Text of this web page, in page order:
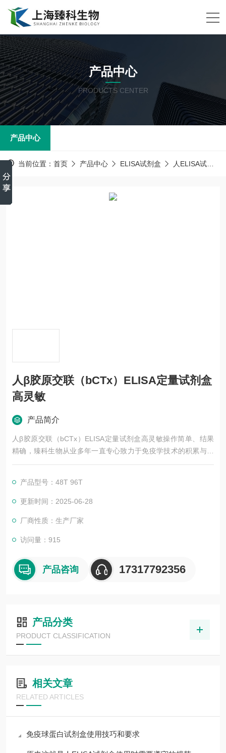
产品中心
PRODUCTS CENTER
产品中心
当前位置： 首页 产品中心 ELISA试剂盒 人ELISA试剂盒
人β胶原交联（bCTx）ELISA定量试剂盒
高灵敏
产品简介
人β胶原交联（bCTx）ELISA定量试剂盒高灵敏操作简单、结果
精确，臻科生物从业多年一直专心致力于免疫学技术的积累与发
展，以其优质的产品质量与专业的技术服务，赢得业内广大人士
的合作关系，共同努力合作共赢。
产品型号：48T 96T
更新时间：2025-06-28
厂商性质：生产厂家
访问量：915
产品咨询 17317792356
产品分类
PRODUCT CLASSIFICATION
相关文章
RELATED ARTICLES
免疫球蛋白试剂盒使用技巧和要求